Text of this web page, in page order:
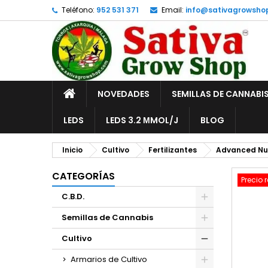
Teléfono: 952 531 371 Email:
INICIONOVEDADES SEMILLAS DE CANNABIS
LEDS LEDS 3.2 ΜMOL/J BLOG
Inicio Cultivo Fertilizantes Advanced
CATEGORÍAS
C.B.D.
Semillas de Cannabis
Cultivo
Armarios de Cultivo
Precio